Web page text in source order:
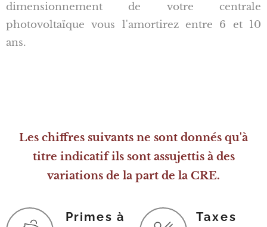
dimensionnement de votre centrale
photovoltaïque vous l'amortirez entre 6 et 10
ans.
Les chiffres suivants ne sont donnés qu'à
titre indicatif ils sont assujettis à des
variations de la part de la CRE.
Primes à
Taxes